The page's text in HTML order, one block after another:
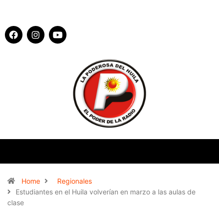
Home
Regionales
Estudiantes en el Huila volverían en marzo a las aulas de
clase